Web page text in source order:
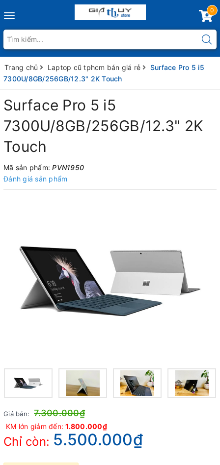
Toggle
0
Trang chủ Laptop cũ tphcm bán giá rẻ
Surface Pro 5 i5
7300U/8GB/256GB/12.3" 2K Touch
Surface Pro 5 i5
7300U/8GB/256GB/12.3" 2K
Touch
Mã sản phẩm:PVN1950
Đánh giá sản phẩm
Giá bán: 7.300.000₫
KM lớn giảm đến:1.800.000₫
Chỉ còn: 5.500.000₫